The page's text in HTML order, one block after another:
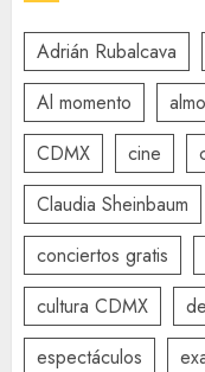
Adrián Rubalcava
Al momento
CDMX
cine
Claudia Sheinbaum
conciertos gratis
cultura CDMX
espectáculos